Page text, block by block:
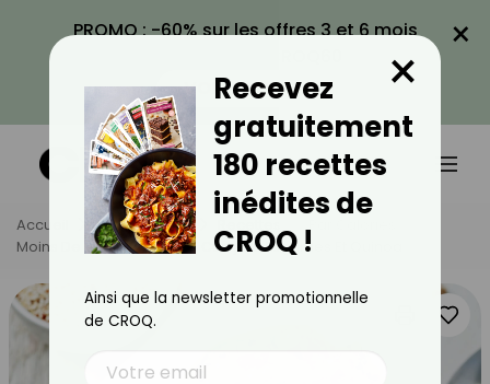
PROMO : -60% sur les offres 3 et 6 mois
VOIR LA PROMO
×
Accueil Nos Recettes
Par Calories
Moins De 600 Calories
Curry De Légumes Et Quinoa
Recevez
gratuitement
180 recettes
inédites de
CROQ !
×
Ainsi que la newsletter promotionnelle
de CROQ.